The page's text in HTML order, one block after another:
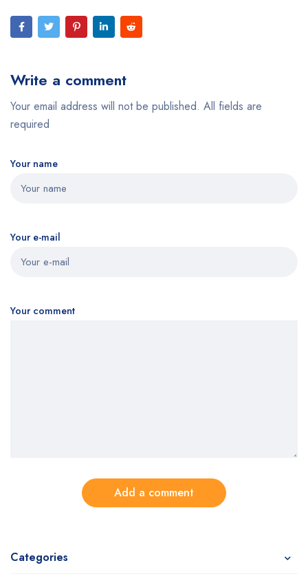
Write a comment
Your email address will not be published. All fields are
required
Your name
Your e-mail
Your comment
Add a comment
Categories